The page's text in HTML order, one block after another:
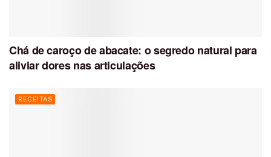
Chá de caroço de abacate: o segredo natural para
aliviar dores nas articulações
RECEITAS